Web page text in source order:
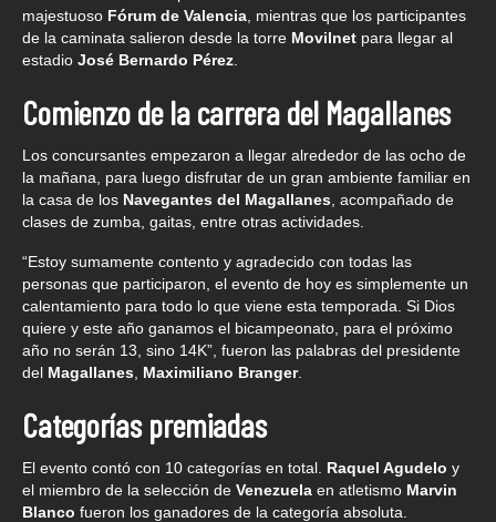
majestuoso Fórum de Valencia , mientras que los participantes
de la caminata salieron desde la torre Movilnet para llegar al
estadio José Bernardo Pérez
Comienzo de la carrera del Magallanes
Los concursantes empezaron a llegar alrededor de las ocho de
la mañana, para luego disfrutar de un gran ambiente familiar en
la casa de los Navegantes del Magallanes , acompañado de
clases de zumba, gaitas, entre otras actividades.
“Estoy sumamente contento y agradecido con todas las
personas que participaron, el evento de hoy es simplemente un
calentamiento para todo lo que viene esta temporada. Si Dios
quiere y este año ganamos el bicampeonato, para el próximo
año no serán 13, sino 14K”, fueron las palabras del presidente
del Magallanes Maximiliano Branger.
Categorías premiadas
El evento contó con 10 categorías en total. Raquel Agudelo y
el miembro de la selección de Venezuela en atletismo Marvin
Blanco fueron los ganadores de la categoría absoluta.